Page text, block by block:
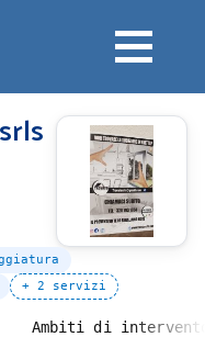
+ 2 servizi
Ambiti di